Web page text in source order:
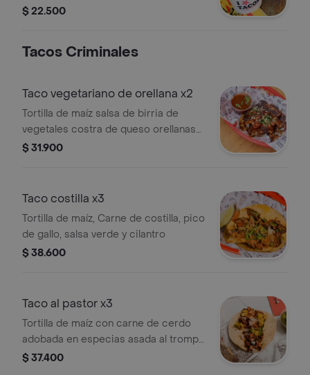
fresco, tajín y limón.
$ 22.500
Tacos Criminales
Taco vegetariano de orellana x2
Tortilla de maíz salsa de birria de
vegetales costra de queso orellanas
cebolla y cilantro.
$ 31.900
Taco costilla x3
Tortilla de maíz, Carne de costilla, pico
de gallo, salsa verde y cilantro
$ 38.600
Taco al pastor x3
Tortilla de maíz con carne de cerdo
adobada en especias asada al trompo
con cebolla, cilantro y piña.
$ 37.400